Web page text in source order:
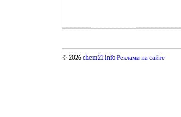
© 2026 chem21.info Реклама на сайте